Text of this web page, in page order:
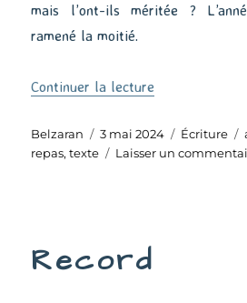
mais l’ont-ils méritée ?
ramené la moitié.
Continuer la lecture
Auteur
Belzaran
Publié
le
3 mai 2024 Catégories
Écriture
repas,texte Laisser un
Record